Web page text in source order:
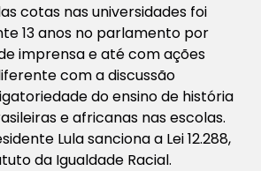
cotas nas universidades foi
13 anos no parlamento por
imprensa e até com ações
com a discussão
do ensino de história
e africanas nas escolas.
Lula sanciona a Lei 12.288,
da Igualdade Racial.